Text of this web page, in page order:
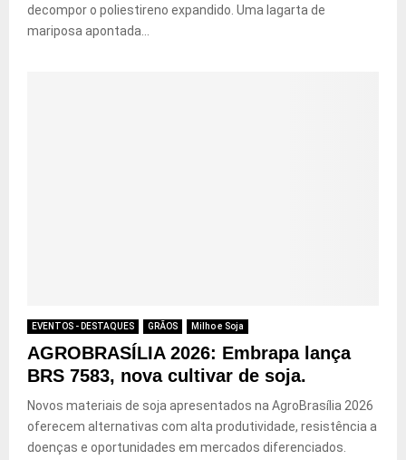
decompor o poliestireno expandido. Uma lagarta de
mariposa apontada...
EVENTOS - DESTAQUES GRÃOS Milho e Soja
AGROBRASÍLIA 2026: Embrapa lança
BRS 7583, nova cultivar de soja.
Novos materiais de soja apresentados na AgroBrasília 2026
oferecem alternativas com alta produtividade, resistência a
doenças e oportunidades em mercados diferenciados.